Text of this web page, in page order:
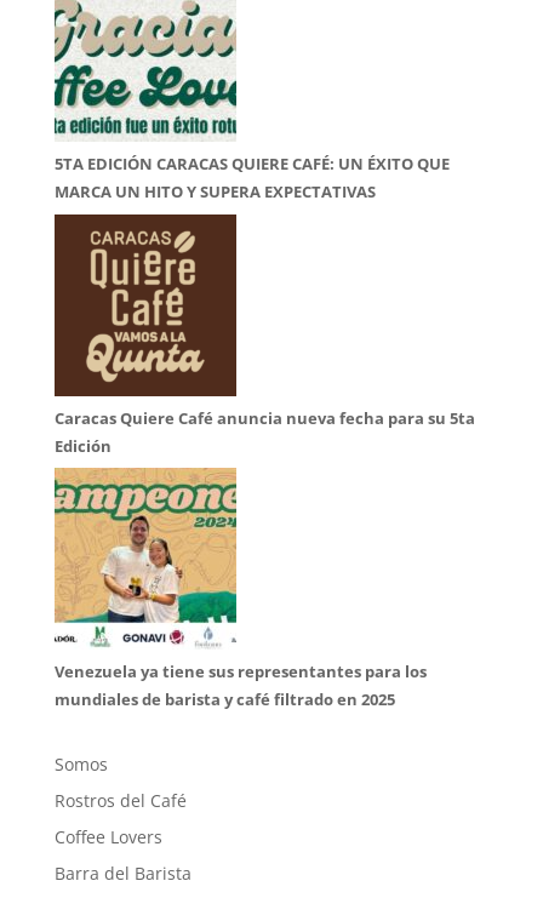
5TA EDICIÓN CARACAS QUIERE CAFÉ: UN ÉXITO QUE
MARCA UN HITO Y SUPERA EXPECTATIVAS
Caracas Quiere Café anuncia nueva fecha para su 5ta
Edición
Venezuela ya tiene sus representantes para los
mundiales de barista y café filtrado en 2025
Somos
Rostros del Café
Coffee Lovers
Barra del Barista